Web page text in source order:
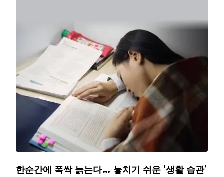
한순간에 폭싹 늙는다… 놓치기 쉬운 ‘생활 습관’